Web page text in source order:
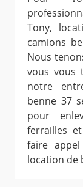
Tony,
camions
Nous
vous vous
notre
benne 37
pour
ferrailles
faire
location de